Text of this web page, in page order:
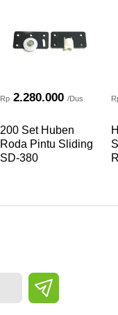
Rp 2.280.000 /Dus
200 Set Huben
Roda Pintu Sliding
SD-380